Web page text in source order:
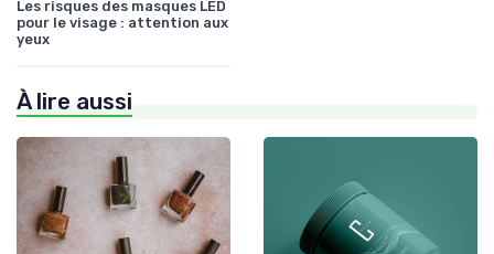
Les risques des masques LED
pour le visage : attention aux
yeux
À lire aussi